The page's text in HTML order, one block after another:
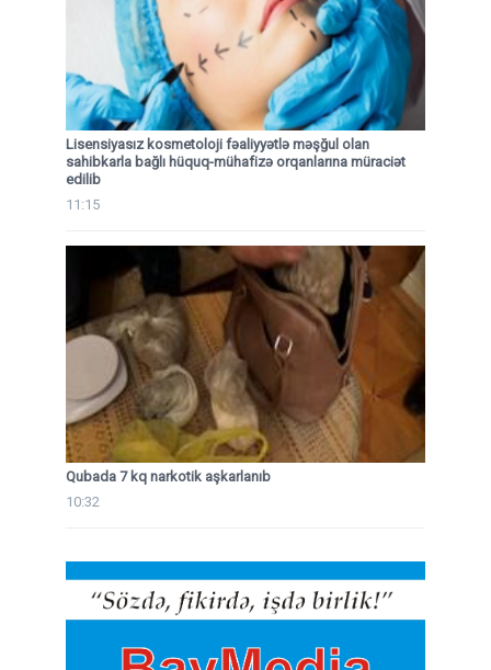
Lisensiyasız kosmetoloji fəaliyyətlə məşğul olan
sahibkarla bağlı hüquq-mühafizə orqanlarına müraciət
edilib
11:15
Qubada 7 kq narkotik aşkarlanıb
10:32